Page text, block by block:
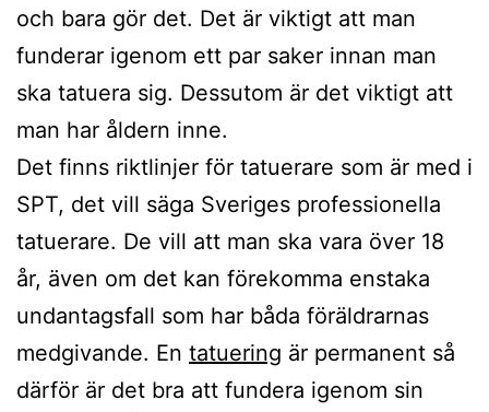
och bara gör det. Det är viktigt att man
funderar igenom ett par saker innan man
ska tatuera sig. Dessutom är det viktigt att
man har åldern inne.
Det finns riktlinjer för tatuerare som är med i
SPT, det vill säga Sveriges professionella
tatuerare. De vill att man ska vara över 18
år, även om det kan förekomma enstaka
undantagsfall som har båda föräldrarnas
medgivande. En tatuering är permanent så
därför är det bra att fundera igenom sin